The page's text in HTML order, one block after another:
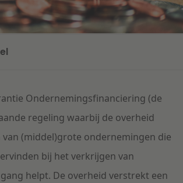
Ondernemingsfinanciering (de
regeling waarbij de overheid
(middel)grote ondernemingen die
bij het verkrijgen van
helpt. De overheid verstrekt een